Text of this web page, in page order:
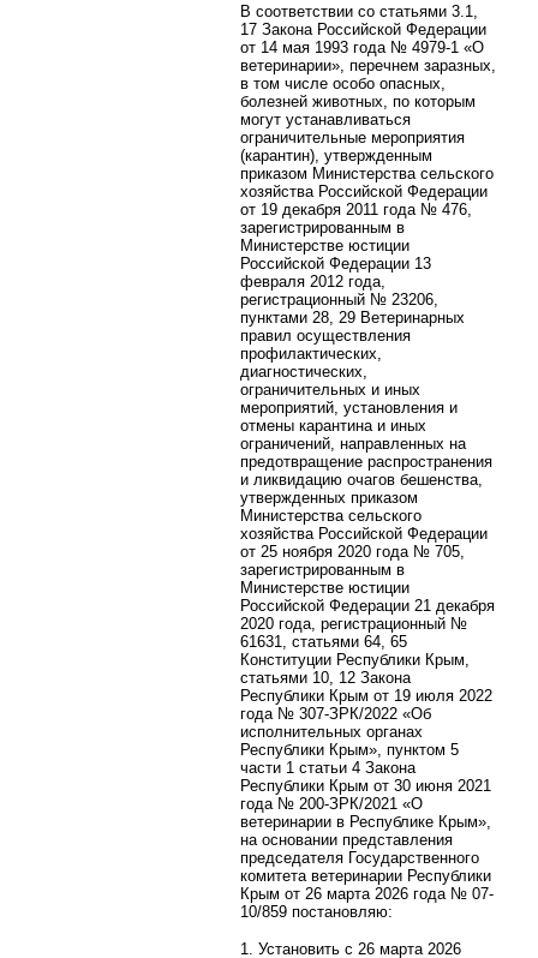
В соответствии со статьями 3.1,
17 Закона Российской Федерации
от 14 мая 1993 года № 4979-1 «О
ветеринарии», перечнем заразных,
в том числе особо опасных,
болезней животных, по которым
могут устанавливаться
ограничительные мероприятия
(карантин), утвержденным
приказом Министерства сельского
хозяйства Российской Федерации
от 19 декабря 2011 года № 476,
зарегистрированным в
Министерстве юстиции
Российской Федерации 13
февраля 2012 года,
регистрационный № 23206,
пунктами 28, 29 Ветеринарных
правил осуществления
профилактических,
диагностических,
ограничительных и иных
мероприятий, установления и
отмены карантина и иных
ограничений, направленных на
предотвращение распространения
и ликвидацию очагов бешенства,
утвержденных приказом
Министерства сельского
хозяйства Российской Федерации
от 25 ноября 2020 года № 705,
зарегистрированным в
Министерстве юстиции
Российской Федерации 21 декабря
2020 года, регистрационный №
61631, статьями 64, 65
Конституции Республики Крым,
статьями 10, 12 Закона
Республики Крым от 19 июля 2022
года № 307-ЗРК/2022 «Об
исполнительных органах
Республики Крым», пунктом 5
части 1 статьи 4 Закона
Республики Крым от 30 июня 2021
года № 200-ЗРК/2021 «О
ветеринарии в Республике Крым»,
на основании представления
председателя Государственного
комитета ветеринарии Республики
Крым от 26 марта 2026 года № 07-
10/859 постановляю:
1. Установить с 26 марта 2026